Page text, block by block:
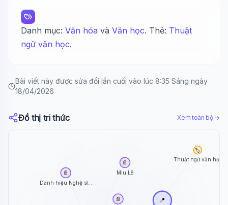
Danh mục: Văn hóa và Văn học. Thẻ: Thuật
ngữ văn học.
Bài viết này được sửa đổi lần cuối vào lúc 8:35 Sáng ngày
18/04/2026
Đồ thị tri thức Xem toàn bộ →
📍
📄
Miu Lê
📄
Danh hiệu Nghệ sĩ...
📄
Thuật ngữ văn học
🏷️